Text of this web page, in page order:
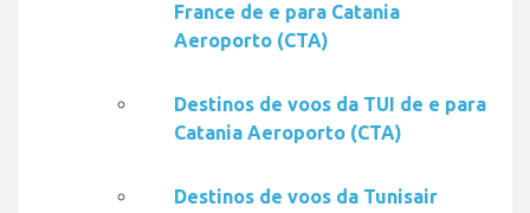
France de e para Catania
Aeroporto (CTA)
Destinos de voos da TUI de e para
Catania Aeroporto (CTA)
Destinos de voos da Tunisair